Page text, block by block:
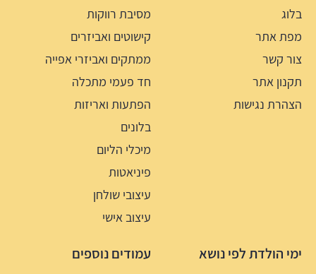
בלוג
מפת אתר
צור קשר
תקנון אתר
הצהרת נגישות
מסיבת רווקות
קישוטים ואביזרים
ממתקים ואביזרי אפייה
חד פעמי מתכלה
הפתעות ואריזות
בלונים
מיכלי הליום
פיניאטות
עיצובי שולחן
עיצוב אישי
ימי הולדת לפי נושא עמודים נוספים